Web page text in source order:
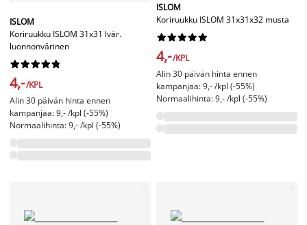
ISLOM
Koriruukku ISLOM 31x31 lvär.
luonnonvärinen






4,-/KPL
Alin 30 päivän hinta ennen
kampanjaa: 9,- /kpl (-55%)
Normaalihinta: 9,- /kpl (-55%)
ISLOM
Koriruukku ISLOM 31x31x32 musta






4,-/KPL
Alin 30 päivän hinta ennen
kampanjaa: 9,- /kpl (-55%)
Normaalihinta: 9,- /kpl (-55%)